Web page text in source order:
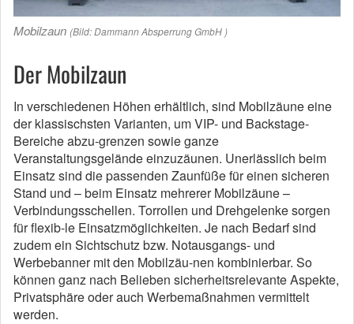
Mobilzaun (Bild: Dammann Absperrung GmbH )
Der Mobilzaun
In verschiedenen Höhen erhältlich, sind Mobilzäune eine
der klassischsten Varianten, um VIP- und Backstage-
Bereiche abzu-grenzen sowie ganze
Veranstaltungsgelände einzuzäunen. Unerlässlich beim
Einsatz sind die passenden Zaunfüße für einen sicheren
Stand und – beim Einsatz mehrerer Mobilzäune –
Verbindungsschellen. Torrollen und Drehgelenke sorgen
für flexib-le Einsatzmöglichkeiten. Je nach Bedarf sind
zudem ein Sichtschutz bzw. Notausgangs- und
Werbebanner mit den Mobilzäu-nen kombinierbar. So
können ganz nach Belieben sicherheitsrelevante Aspekte,
Privatsphäre oder auch Werbemaßnahmen vermittelt
werden.